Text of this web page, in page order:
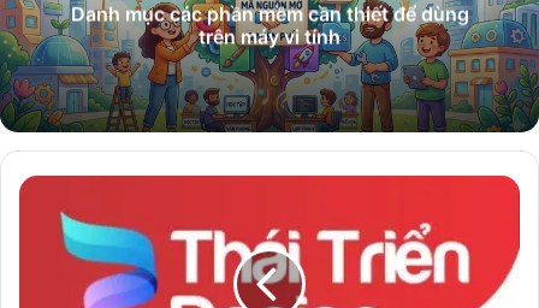
Danh mục các phần mềm cần thiết để dùng
trên máy vi tính
Danh
81.880‬